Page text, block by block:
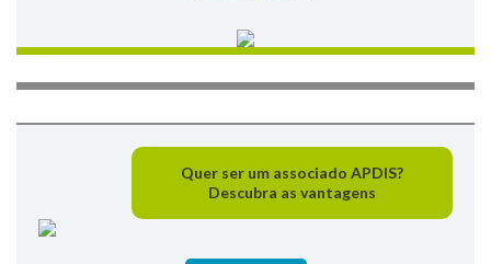
Quer ser um associado APDIS?
Descubra as vantagens